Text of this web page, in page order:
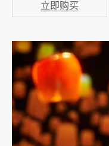
立即购买